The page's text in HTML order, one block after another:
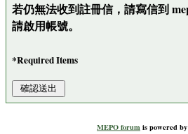
若仍無法收到註冊信，請寫信到
請啟用帳號。
*Required Items
MEPO forumis powered by